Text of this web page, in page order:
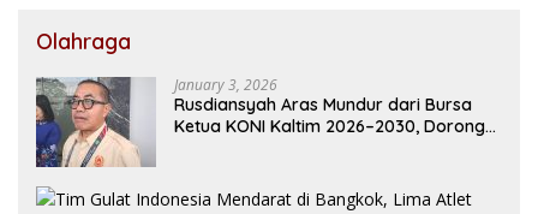
Olahraga
January 3, 2026
Rusdiansyah Aras Mundur dari Bursa
Ketua KONI Kaltim 2026–2030, Dorong